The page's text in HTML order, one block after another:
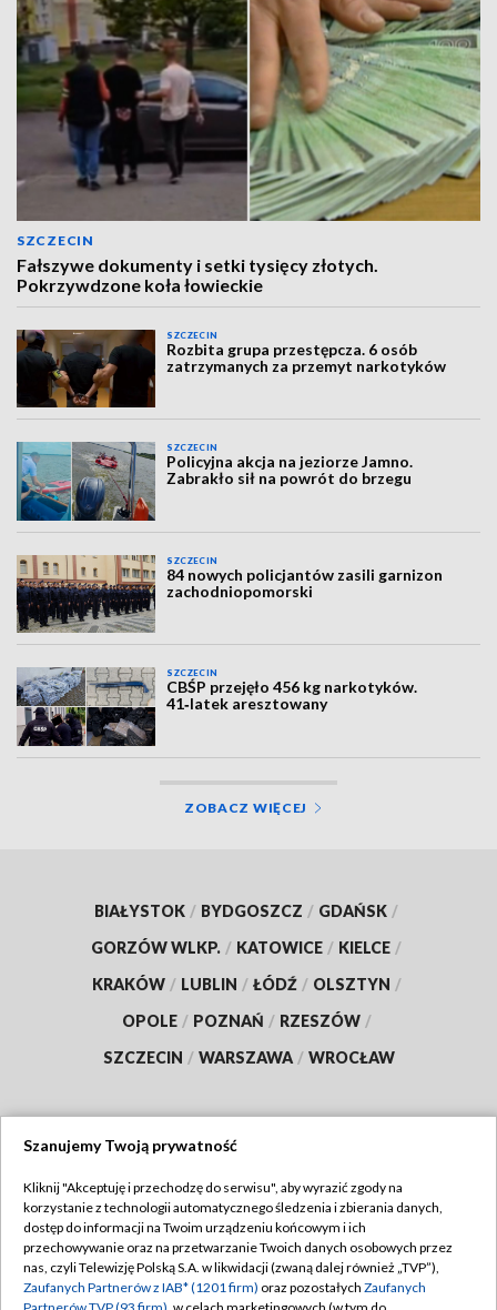
SZCZECIN
Fałszywe dokumenty i setki tysięcy złotych.
Pokrzywdzone koła łowieckie
SZCZECIN
Rozbita grupa przestępcza. 6 osób
zatrzymanych za przemyt narkotyków
SZCZECIN
Policyjna akcja na jeziorze Jamno.
Zabrakło sił na powrót do brzegu
SZCZECIN
84 nowych policjantów zasili garnizon
zachodniopomorski
SZCZECIN
CBŚP przejęło 456 kg narkotyków.
41‑latek aresztowany
ZOBACZ WIĘCEJ
BIAŁYSTOK / BYDGOSZCZ / GDAŃSK /
GORZÓW WLKP. / KATOWICE / KIELCE /
KRAKÓW / LUBLIN / ŁÓDŹ / OLSZTYN /
OPOLE / POZNAŃ / RZESZÓW /
SZCZECIN / WARSZAWA / WROCŁAW
TVP
Abonament TVP
Emisja w TVP
Regulamin TVP
Polityka prywatności
Szanujemy Twoją prywatność
Kliknij "Akceptuję i przechodzę do serwisu", aby wyrazić zgody na
korzystanie z technologii automatycznego śledzenia i zbierania danych,
dostęp do informacji na Twoim urządzeniu końcowym i ich
przechowywanie oraz na przetwarzanie Twoich danych osobowych przez
nas, czyli Telewizję Polską S.A. w likwidacji (zwaną dalej również „TVP”),
Zaufanych Partnerów z IAB* (1201 firm) oraz pozostałych Zaufanych